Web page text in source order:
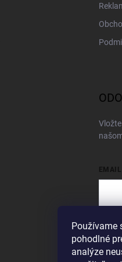
Používame
pohodlné
analýze
EMAIL